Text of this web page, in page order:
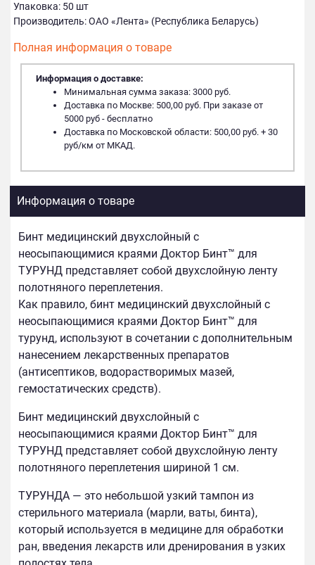
Упаковка: 50 шт
Производитель: ОАО «Лента» (Республика Беларусь)
Полная информация о товаре
Информация о доставке:
Минимальная сумма заказа: 3000 руб.
Доставка по Москве: 500,00 руб. При заказе от
5000 руб - бесплатно
Доставка по Московской области: 500,00 руб. + 30
руб/км от МКАД.
Информация о товаре
Бинт медицинский двухслойный с
неосыпающимися краями Доктор Бинт™ для
ТУРУНД представляет собой двухслойную ленту
полотняного переплетения.
Как правило, бинт медицинский двухслойный с
неосыпающимися краями Доктор Бинт™ для
турунд, используют в сочетании с дополнительным
нанесением лекарственных препаратов
(антисептиков, водорастворимых мазей,
гемостатических средств).
Бинт медицинский двухслойный с
неосыпающимися краями Доктор Бинт™ для
ТУРУНД представляет собой двухслойную ленту
полотняного переплетения шириной 1 см.
ТУРУНДА — это небольшой узкий тампон из
стерильного материала (марли, ваты, бинта),
который используется в медицине для обработки
ран, введения лекарств или дренирования в узких